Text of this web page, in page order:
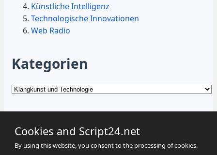
Künstliche Intelligenz
Technologische Innovationen
Web Radio
Kategorien
Kategorien
Cookies and Script24.net
By using this website, you consent to the processing of cookies.